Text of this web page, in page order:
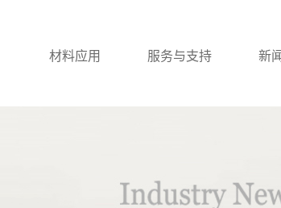
材料应用 服务与支持 新